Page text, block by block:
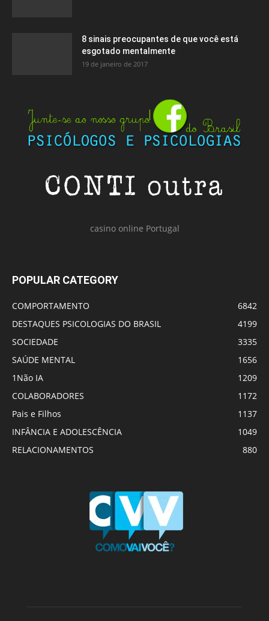
8 sinais preocupantes de que você está
esgotado mentalmente
19 de janeiro de 2017
casino online Portugal
POPULAR CATEGORY
COMPORTAMENTO
6842
DESTAQUES PSICOLOGIAS DO BRASIL
4199
SOCIEDADE
3335
SAÚDE MENTAL
1656
1Não IA
1209
COLABORADORES
1172
Pais e Filhos
1137
INFÂNCIA E ADOLESCÊNCIA
1049
RELACIONAMENTOS
880